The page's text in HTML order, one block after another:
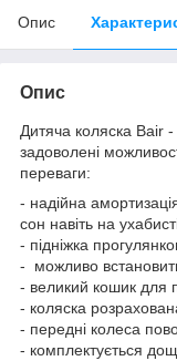
Опис
Опис
Дитяча коляска Bair
задоволені
переваги:
- надійна
сон навіть на
- підніжка
- можливо
- великий кошик для
- коляска
- передні колеса
- комплектується